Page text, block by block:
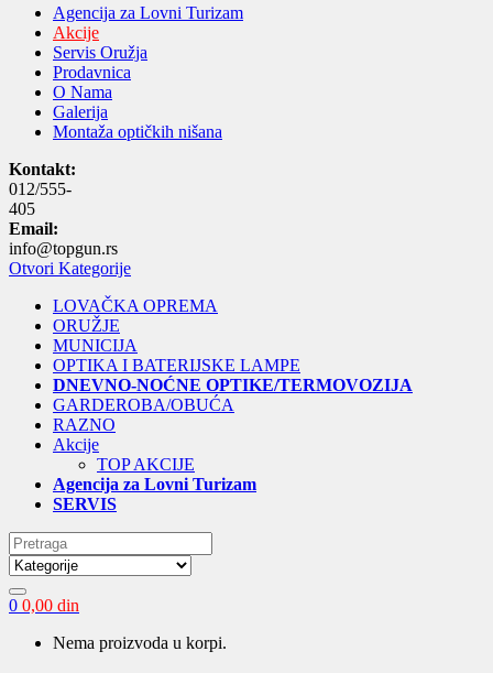
Agencija za Lovni Turizam
Akcije
Servis Oružja
Prodavnica
O Nama
Galerija
Montaža optičkih nišana
Kontakt:
012/555-
405
Email:
info@topgun.rs
Otvori Kategorije
LOVAČKA OPREMA
ORUŽJE
MUNICIJA
OPTIKA I BATERIJSKE LAMPE
DNEVNO-NOĆNE OPTIKE/TERMOVOZIJA
GARDEROBA/OBUĆA
RAZNO
Akcije
TOP AKCIJE
Agencija za Lovni Turizam
SERVIS
Search
for:
0 0,00 din
Nema proizvoda u korpi.